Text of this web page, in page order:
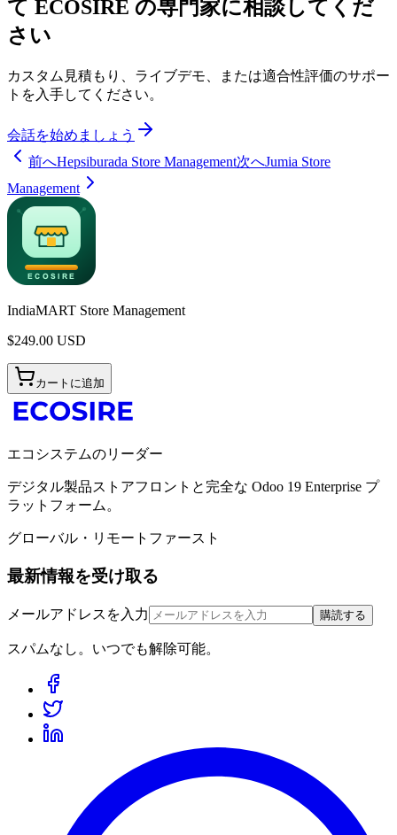
て ECOSIRE の専門家に相談してくだ
さい
カスタム見積もり、ライブデモ、または適合性評価のサポー
トを入手してください。
会話を始めましょう
前へHepsiburada Store Management次へJumia Store
Management
IndiaMART Store Management
$249.00 USD
カートに追加
エコシステムのリーダー
デジタル製品ストアフロントと完全な Odoo 19 Enterprise プ
ラットフォーム。
グローバル・リモートファースト
最新情報を受け取る
メールアドレスを入力 購読する
スパムなし。いつでも解除可能。